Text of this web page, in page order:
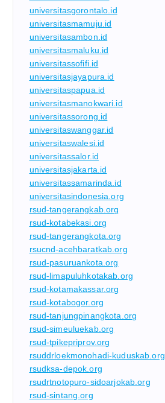
universitasgorontalo.id
universitasmamuju.id
universitasambon.id
universitasmaluku.id
universitassofifi.id
universitasjayapura.id
universitaspapua.id
universitasmanokwari.id
universitassorong.id
universitaswanggar.id
universitaswalesi.id
universitassalor.id
universitasjakarta.id
universitassamarinda.id
universitasindonesia.org
rsud-tangerangkab.org
rsud-kotabekasi.org
rsud-tangerangkota.org
rsucnd-acehbaratkab.org
rsud-pasuruankota.org
rsud-limapuluhkotakab.org
rsud-kotamakassar.org
rsud-kotabogor.org
rsud-tanjungpinangkota.org
rsud-simeuluekab.org
rsud-tpikepriprov.org
rsuddrloekmonohadi-kuduskab.org
rsudksa-depok.org
rsudrtnotopuro-sidoarjokab.org
rsud-sintang.org